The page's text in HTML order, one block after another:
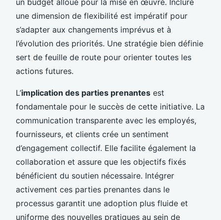
une dimension de flexibilité est impératif pour
s’adapter aux changements imprévus et à
l’évolution des priorités. Une stratégie bien définie
sert de feuille de route pour orienter toutes les
actions futures.
L’implication des parties prenantes est
fondamentale pour le succès de cette initiative. La
communication transparente avec les employés,
fournisseurs, et clients crée un sentiment
d’engagement collectif. Elle facilite également la
collaboration et assure que les objectifs fixés
bénéficient du soutien nécessaire. Intégrer
activement ces parties prenantes dans le
processus garantit une adoption plus fluide et
uniforme des nouvelles pratiques au sein de